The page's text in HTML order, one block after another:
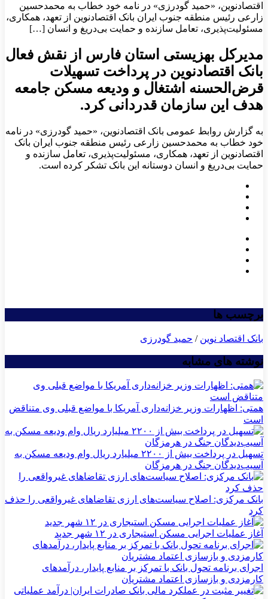
اقتصادنوین، «حمید گودرزی» در نامه خود خطاب به محمدحسین
زارعی رئیس منطقه جنوب ایران بانک اقتصادنوین از تعهد، همکاری،
مسئولیت‌پذیری، تعامل سازنده و حمایت بی‌دریغ و انسان […]
مدیرکل بهزیستی استان فارس از نقش فعال
بانک اقتصادنوین در پرداخت تسهیلات
قرض‌الحسنه اشتغال و ودیعه مسکن جامعه
هدف این سازمان قدردانی کرد.
به گزارش روابط عمومی بانک اقتصادنوین، «حمید گودرزی» در نامه
خود خطاب به محمدحسین زارعی رئیس منطقه جنوب ایران بانک
اقتصادنوین از تعهد، همکاری، مسئولیت‌پذیری، تعامل سازنده و
حمایت بی‌دریغ و انسان دوستانه این بانک تشکر کرده است.
برچسب ها
بانک اقتصاد نوین / حمید گودرزی
نوشته های مشابه
همتی: اظهارات وزیر خزانه‌داری آمریکا با مواضع قبلی وی متناقض
است
تسهیل در پرداخت بیش از ۲۲۰۰ میلیارد ریال وام ودیعه مسکن به
آسیب‌دیدگان جنگ در هرمزگان
بانک مرکزی: اصلاح سیاست‌های ارزی تقاضاهای غیرواقعی را حذف
کرد
آغاز عملیات اجرایی مسکن استیجاری در ۱۲ شهر جدید
اجرای برنامه تحول بانک با تمرکز بر منابع پایدار، درآمدهای
کارمزدی و بازسازی اعتماد مشتریان